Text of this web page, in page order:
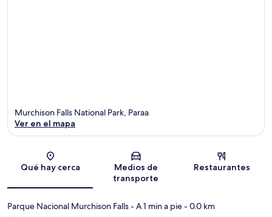
Sección del mapa
Murchison Falls National Park, Paraa
Ver en el mapa
Qué hay cerca
Medios de
transporte
Restaurantes
Parque Nacional Murchison Falls- A 1 min a pie- 0.0 km